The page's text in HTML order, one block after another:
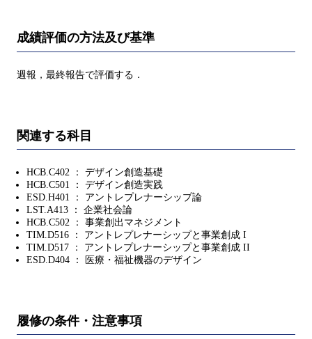
成績評価の方法及び基準
週報，最終報告で評価する．
関連する科目
HCB.C402 ： デザイン創造基礎
HCB.C501 ： デザイン創造実践
ESD.H401 ： アントレプレナーシップ論
LST.A413 ： 企業社会論
HCB.C502 ： 事業創出マネジメント
TIM.D516 ： アントレプレナーシップと事業創成 I
TIM.D517 ： アントレプレナーシップと事業創成 II
ESD.D404 ： 医療・福祉機器のデザイン
履修の条件・注意事項